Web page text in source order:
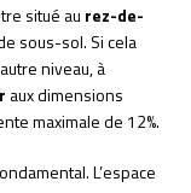
situé au rez-de-
sous-sol. Si cela
niveau, à
aux dimensions
maximale de 12%.
L’espace